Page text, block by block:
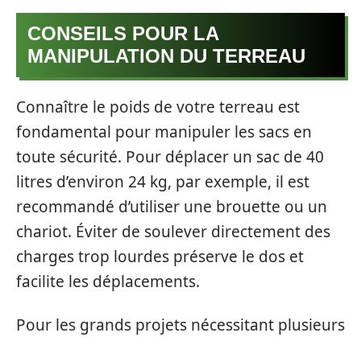
CONSEILS POUR LA
MANIPULATION DU TERREAU
Connaître le poids de votre terreau est
fondamental pour manipuler les sacs en
toute sécurité. Pour déplacer un sac de 40
litres d’environ 24 kg, par exemple, il est
recommandé d’utiliser une brouette ou un
chariot. Éviter de soulever directement des
charges trop lourdes préserve le dos et
facilite les déplacements.
Pour les grands projets nécessitant plusieurs